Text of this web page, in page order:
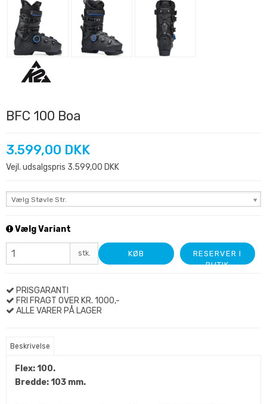
BFC 100 Boa
3.599,00 DKK
Vejl. udsalgspris 3.599,00 DKK
Vælg Støvle Str.
Vælg Variant
stk. KØB
RESERVER I
BUTIK
PRISGARANTI
FRI FRAGT OVER KR. 1000,-
ALLE VARER PÅ LAGER
Beskrivelse
Flex: 100.
Bredde: 103 mm.